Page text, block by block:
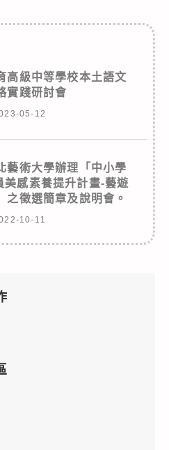
高級中等學校本土語文
實踐研討會
05-12
藝術大學辦理「中小學
美感素養提升計畫-藝遊
之徵選簡章及說明會。
10-11